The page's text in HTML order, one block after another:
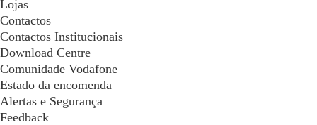
Lojas
Contactos
Contactos Institucionais
Download Centre
Comunidade Vodafone
Estado da encomenda
Alertas e Segurança
Feedback